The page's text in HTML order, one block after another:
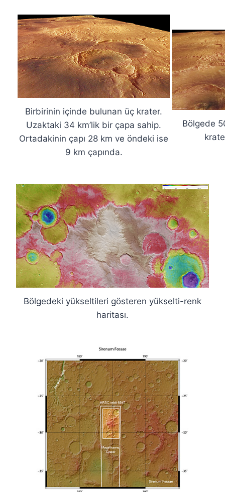
Birbirinin içinde bulunan üç krater.
Uzaktaki 34 km’lik bir çapa sahip.
Ortadakinin çapı 28 km ve öndeki ise
9 km çapında.
Bölgede
Bölgedeki yükseltileri gösteren yükselti-renk
haritası.